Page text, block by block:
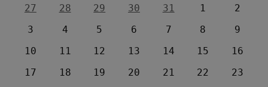
27
28 29 30 31 1
2
3
4 5 6 7 8
9
10
11 12 13 14 15
16
17
18 19 20 21 22
23